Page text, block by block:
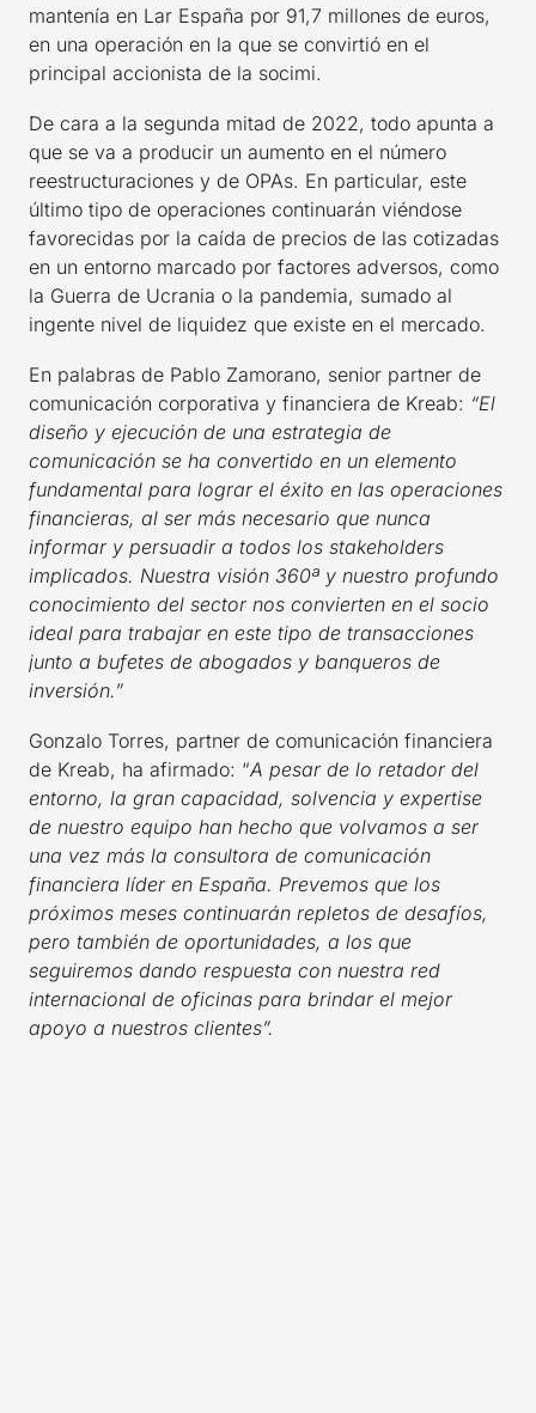
mantenía en Lar España por 91,7 millones de euros,
en una operación en la que se convirtió en el
principal accionista de la socimi.
De cara a la segunda mitad de 2022, todo apunta a
que se va a producir un aumento en el número
reestructuraciones y de OPAs. En particular, este
último tipo de operaciones continuarán viéndose
favorecidas por la caída de precios de las cotizadas
en un entorno marcado por factores adversos, como
la Guerra de Ucrania o la pandemia, sumado al
ingente nivel de liquidez que existe en el mercado.
En palabras de Pablo Zamorano, senior partner de
comunicación corporativa y financiera de Kreab: “El
diseño y ejecución de una estrategia de
comunicación se ha convertido en un elemento
fundamental para lograr el éxito en las operaciones
financieras, al ser más necesario que nunca
informar y persuadir a todos los stakeholders
implicados. Nuestra visión 360ª y nuestro profundo
conocimiento del sector nos convierten en el socio
ideal para trabajar en este tipo de transacciones
junto a bufetes de abogados y banqueros de
inversión.”
Gonzalo Torres, partner de comunicación financiera
de Kreab, ha afirmado: “A pesar de lo retador del
entorno, la gran capacidad, solvencia y expertise
de nuestro equipo han hecho que volvamos a ser
una vez más la consultora de comunicación
financiera líder en España. Prevemos que los
próximos meses continuarán repletos de desafíos,
pero también de oportunidades, a los que
seguiremos dando respuesta con nuestra red
internacional de oficinas para brindar el mejor
apoyo a nuestros clientes”.